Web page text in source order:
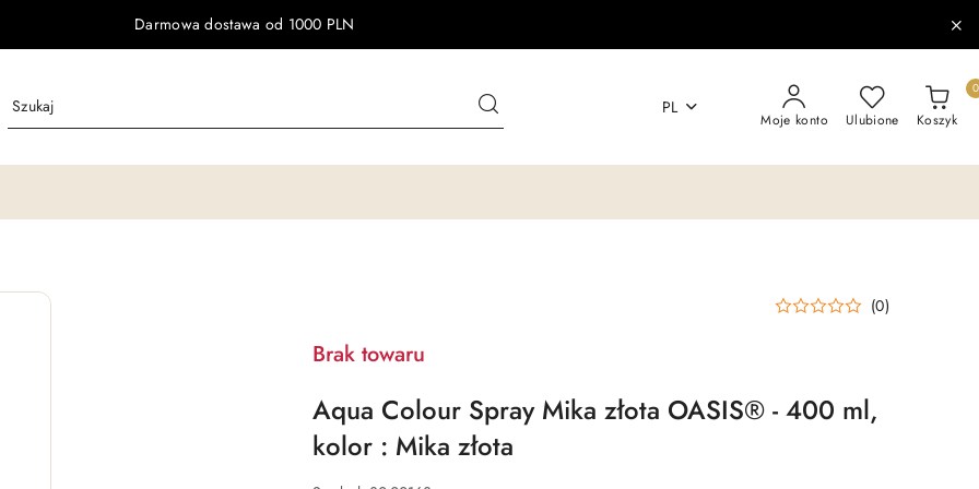
Darmowa dostawa od 1000 PLN
PL
Moje konto Ulubione Koszyk
0
(0)
Brak towaru
Aqua Colour Spray Mika złota OASIS® - 400 ml,
kolor : Mika złota